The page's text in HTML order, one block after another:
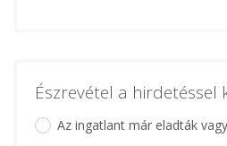
Észrevétel a hirdetéssel
Az ingatlant már eladták